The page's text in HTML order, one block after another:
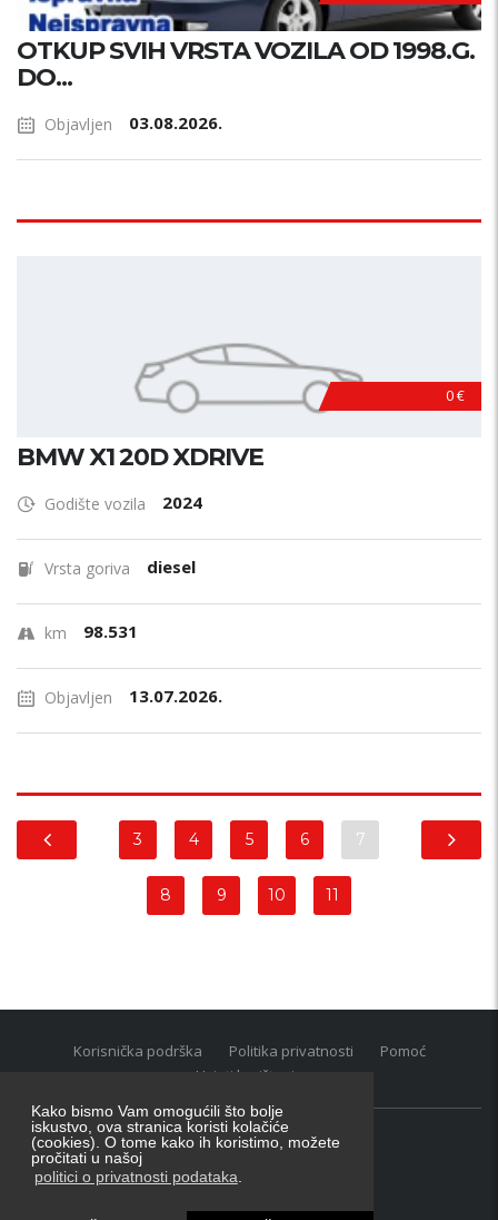
Kako bismo Vam omogućili što bolje
iskustvo, ova stranica koristi kolačiće
(cookies). O tome kako ih koristimo, možete
pročitati u našoj
politici o privatnosti podataka
OTKUP SVIH VRSTA VOZILA OD 1998.G.
DO...
Objavljen 03.08.2026.
0 €
BMW X1 20D XDRIVE
Godište vozila 2024
Vrsta goriva diesel
km 98.531
Objavljen 13.07.2026.
3 4 5 6 7
8 9 10 11
Korisnička podrška Politika privatnosti
Pomoć
Uvjeti korištenja
Oglasnik grupacija:posao.hr|oglasnik.hr|auti.hr
Tečaj za konverziju u EUR valutu: 1 euro = 7.53450 kn